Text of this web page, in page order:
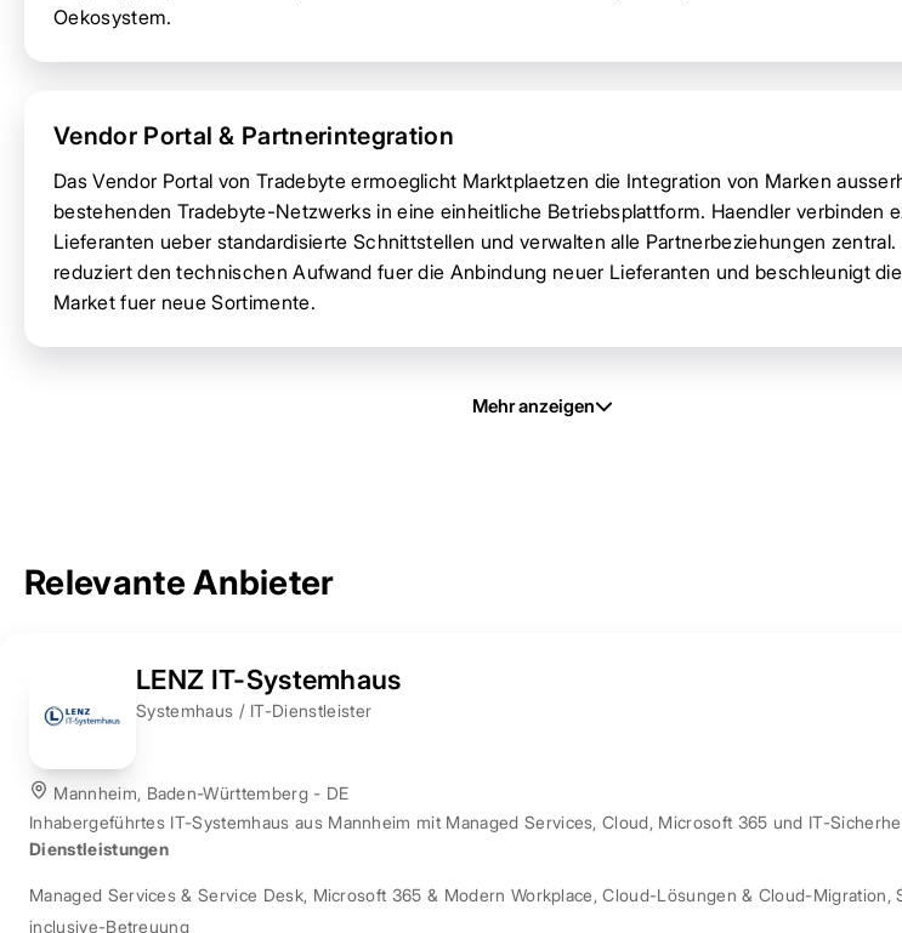
Oekosystem.
Vendor Portal & Partnerintegration
Das Vendor Portal von Tradebyte ermoeglicht Marktplaetzen die Integration von Marken
bestehenden Tradebyte-Netzwerks in eine einheitliche Betriebsplattform. Haendler verbinden
Lieferanten ueber standardisierte Schnittstellen und verwalten alle Partnerbeziehungen
reduziert den technischen Aufwand fuer die Anbindung neuer Lieferanten und beschleunigt
Market fuer neue Sortimente.
Mehr anzeigen
Relevante Anbieter
LENZ IT-Systemhaus
Systemhaus / IT-Dienstleister
Mannheim, Baden-Württemberg - DE
Inhabergeführtes IT-Systemhaus aus Mannheim mit Managed Services, Cloud, Microsoft 365 und IT-
Dienstleistungen
Managed Services & Service Desk, Microsoft 365 & Modern Workplace,Cloud-Lösungen & Cloud-Migration,
inclusive-Betreuung